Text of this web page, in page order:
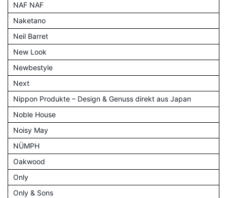
NAF NAF
Naketano
Neil Barret
New Look
Newbestyle
Next
Nippon Produkte – Design & Genuss direkt aus Japan
Noble House
Noisy May
NÜMPH
Oakwood
Only
Only & Sons